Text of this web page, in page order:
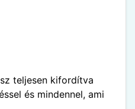
teljesen kifordítva
és mindennel, ami